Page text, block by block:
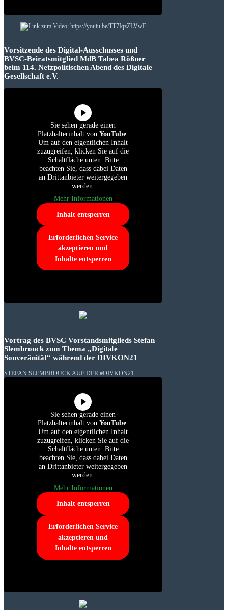
Vorsitzende des Digital-Ausschusses und
BVSC-Beiratsmitglied MdB Tabea Rößner
beim 114. Netzpolitischen Abend des Digitale
Gesellschaft e.V.
Sie sehen gerade einen
Platzhalterinhalt von YouTube.
Um auf den eigentlichen Inhalt
zuzugreifen, klicken Sie auf die
Schaltfläche unten. Bitte
beachten Sie, dass dabei Daten
an Drittanbieter weitergegeben
werden.
Mehr Informationen
Inhalt entsperren
Erforderlichen Service
akzeptieren und
Inhalte entsperren
Vortrag des BVSC Vorstandsmitglieds Stefan
Slembrouck zum Thema „Digitale
Souveränität“ während der DIVKON21
STEFAN SLEMBROUCK AUF DER #DIVKON21
Sie sehen gerade einen
Platzhalterinhalt von YouTube.
Um auf den eigentlichen Inhalt
zuzugreifen, klicken Sie auf die
Schaltfläche unten. Bitte
beachten Sie, dass dabei Daten
an Drittanbieter weitergegeben
werden.
Mehr Informationen
Inhalt entsperren
Erforderlichen Service
akzeptieren und
Inhalte entsperren